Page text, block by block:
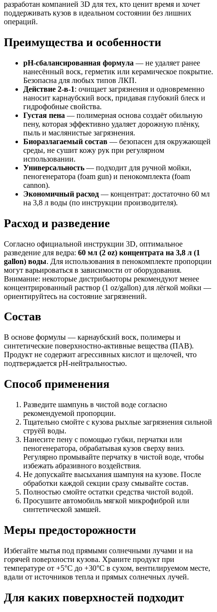
разработан компанией 3D для тех, кто ценит время и хочет
поддерживать кузов в идеальном состоянии без лишних
операций.
Преимущества и особенности
pH-сбалансированная формула — не удаляет ранее
нанесённый воск, герметик или керамическое покрытие.
Безопасна для любых типов ЛКП.
Действие 2-в-1: очищает загрязнения и одновременно
наносит карнаубский воск, придавая глубокий блеск и
гидрофобные свойства.
Густая пена — полимерная основа создаёт обильную
пену, которая эффективно удаляет дорожную плёнку,
пыль и маслянистые загрязнения.
Биоразлагаемый состав — безопасен для окружающей
среды, не сушит кожу рук при регулярном
использовании.
Универсальность — подходит для ручной мойки,
пеногенератора (foam gun) и пенокомплекта (foam
cannon).
Экономичный расход — концентрат: достаточно 60 мл
на 3,8 л воды (по инструкции производителя).
Расход и разведение
Согласно официальной инструкции 3D, оптимальное
разведение для ведра: 60 мл (2 oz) концентрата на 3,8 л (1
gallon) воды. Для использования в пенокомплекте пропорции
могут варьироваться в зависимости от оборудования.
Внимание: некоторые дистрибьюторы рекомендуют менее
концентрированный раствор (1 oz/gallon) для лёгкой мойки —
ориентируйтесь на состояние загрязнений.
Состав
В основе формулы — карнаубский воск, полимеры и
синтетические поверхностно-активные вещества (ПАВ).
Продукт не содержит агрессивных кислот и щелочей, что
подтверждается pH-нейтральностью.
Способ применения
Разведите шампунь в чистой воде согласно
рекомендуемой пропорции.
Тщательно смойте с кузова рыхлые загрязнения сильной
струёй воды.
Нанесите пену с помощью губки, перчатки или
пеногенератора, обрабатывая кузов сверху вниз.
Регулярно промывайте перчатку в чистой воде, чтобы
избежать абразивного воздействия.
Не допускайте высыхания шампуня на кузове. После
обработки каждой секции сразу смывайте состав.
Полностью смойте остатки средства чистой водой.
Просушите автомобиль мягкой микрофиброй или
синтетической замшей.
Меры предосторожности
Избегайте мытья под прямыми солнечными лучами и на
горячей поверхности кузова. Храните продукт при
температуре от +5°C до +30°C в сухом, вентилируемом месте,
вдали от источников тепла и прямых солнечных лучей.
Для каких поверхностей подходит